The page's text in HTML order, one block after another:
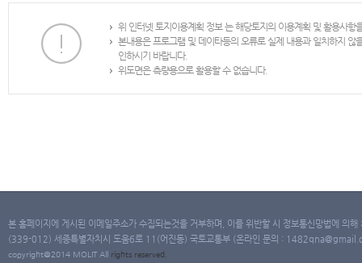
위 인터넷 토지이용계획 정보 는 해당토지의 이용계획 및 활용사
본내용은 프로그램 및 데이타등의 오류로 실제 내용과 일치하지
인하시기 바랍니다.
위도면은 측량용으로 활용할 수 없습니다.
본 홈페이지에 게시된 이메일주소가 수집되는것을 거부하며, 이를 위반할 시 정보통신망법에 의
(339-012) 세종특별자치시 도움6로 11(어진동) 국토교통부 (온라인 문의 :
copyright@2014 MOLIT All rights reserved.